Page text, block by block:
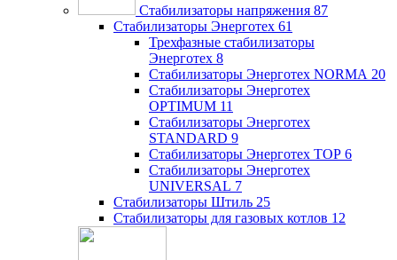
Стабилизаторы напряжения 87
Стабилизаторы Энерготех 61
Трехфазные стабилизаторы
Энерготех 8
Стабилизаторы Энерготех NORMA 20
Стабилизаторы Энерготех
OPTIMUM 11
Стабилизаторы Энерготех
STANDARD 9
Стабилизаторы Энерготех TOP 6
Стабилизаторы Энерготех
UNIVERSAL 7
Стабилизаторы Штиль 25
Стабилизаторы для газовых котлов 12